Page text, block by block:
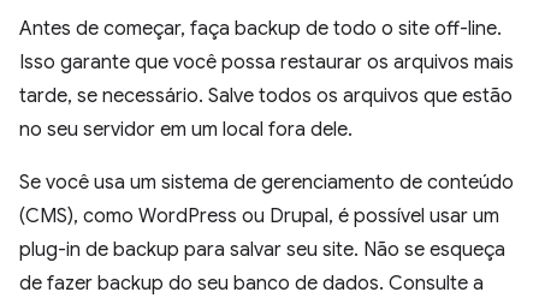
Antes de começar, faça backup de todo o site off-line.
Isso garante que você possa restaurar os arquivos mais
tarde, se necessário. Salve todos os arquivos que estão
no seu servidor em um local fora dele.
Se você usa um sistema de gerenciamento de conteúdo
(CMS), como WordPress ou Drupal, é possível usar um
plug-in de backup para salvar seu site. Não se esqueça
de fazer backup do seu banco de dados. Consulte a